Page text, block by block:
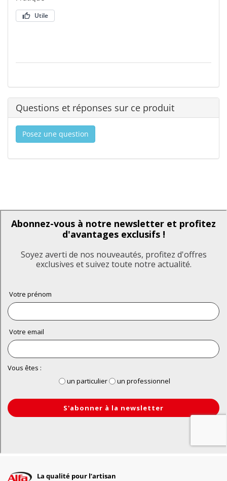
Utile
Questions et réponses sur ce produit
Posez une question
La qualité pour l’artisan